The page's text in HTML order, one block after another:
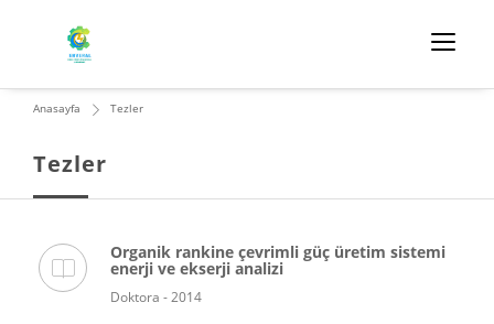
Tezler
Anasayfa Tezler
Organik rankine çevrimli güç üretim sistemi
enerji ve ekserji analizi
Doktora - 2014